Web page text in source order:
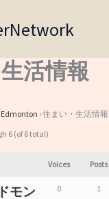
活情報
Edmonton ›住まい・生活情報
6 (of 6 total)
Voices Posts
モン
0 1